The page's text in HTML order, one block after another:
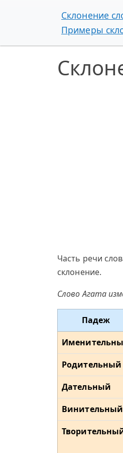
Склонение
Примеры
Часть речи
склонение.
Слово Агата
Падеж
Родительный
Дательный
Винительный